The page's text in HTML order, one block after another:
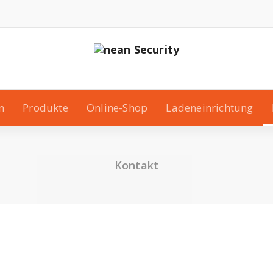
Produkte Online-Shop Ladeneinrichtung
Kontakt